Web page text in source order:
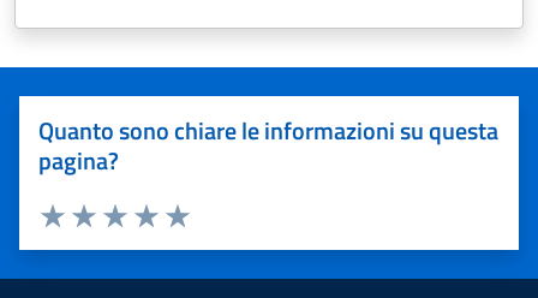
Quanto sono chiare le informazioni su questa
pagina?
Valuta 5 stelle su 5
Valuta 4 stelle su 5
Valuta 3 stelle su 5
Valuta 2 stelle su 5
Valuta 1 stelle su 5